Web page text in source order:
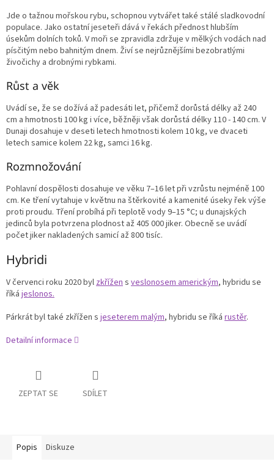
Jde o tažnou mořskou rybu, schopnou vytvářet také stálé sladkovodní
populace. Jako ostatní jeseteři dává v řekách přednost hlubším
úsekům dolních toků. V moři se zpravidla zdržuje v mělkých vodách nad
písčitým nebo bahnitým dnem. Živí se nejrůznějšími bezobratlými
živočichy a drobnými rybkami.
Růst a věk
Uvádí se, že se dožívá až padesáti let, přičemž dorůstá délky až 240
cm a hmotnosti 100 kg i více, běžněji však dorůstá délky 110 - 140 cm. V
Dunaji dosahuje v deseti letech hmotnosti kolem 10 kg, ve dvaceti
letech samice kolem 22 kg, samci 16 kg.
Rozmnožování
Pohlavní dospělosti dosahuje ve věku 7–16 let při vzrůstu nejméně 100
cm. Ke tření vytahuje v květnu na štěrkovité a kamenité úseky řek výše
proti proudu. Tření probíhá při teplotě vody 9–15 °C; u dunajských
jedinců byla potvrzena plodnost až 405 000 jiker. Obecně se uvádí
počet jiker nakladených samicí až 800 tisíc.
Hybridi
V červenci roku 2020 byl zkřížen s veslonosem americkým, hybridu se
říká jeslonos.
Párkrát byl také zkřížen s jeseterem malým, hybridu se říká rustěr.
Detailní informace
ZEPTAT SE SDÍLET
Popis Diskuze